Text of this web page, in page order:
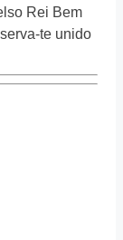
Rei Bem
te unido